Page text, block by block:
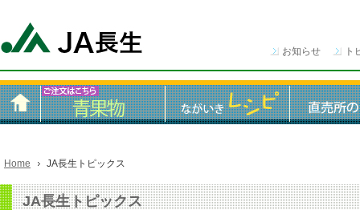
お知らせ ト
Home JA長生トピックス
JA長生トピックス